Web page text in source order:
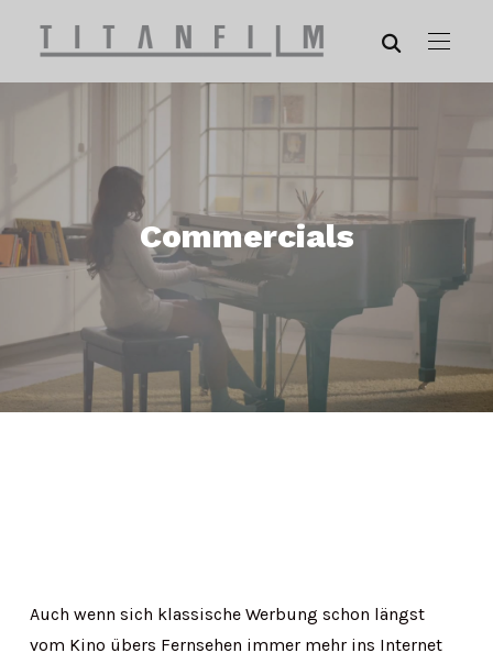
Commercials
Auch wenn sich klassische Werbung schon längst
vom Kino übers Fernsehen immer mehr ins Internet